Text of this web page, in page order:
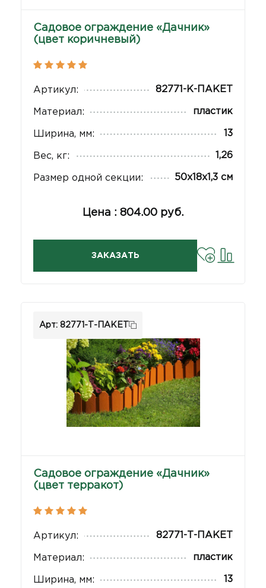
Садовое ограждение «Дачник»
(цвет коричневый)
Артикул: 82771-К-ПАКЕТ
Материал: пластик
Ширина, мм: 13
Вес, кг: 1,26
Размер одной секции: 50х18х1,3 см
Цена : 804.00 руб.
ЗАКАЗАТЬ
Арт: 82771-Т-ПАКЕТ
Садовое ограждение «Дачник»
(цвет терракот)
Артикул: 82771-Т-ПАКЕТ
Материал: пластик
Ширина, мм: 13